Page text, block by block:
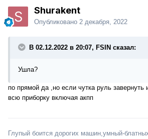
Shurakent
Опубликовано 2 декабря, 2022
В 02.12.2022 в 20:07, FSIN сказал:
Ушла?
по прямой да ,но если чутка руль завернуть
всю приборку включая акпп
Глупый боится дорогих машин,умный-